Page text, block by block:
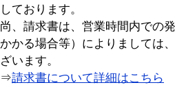
しております。
尚、請求書は、営業時間内での
かかる場合等）によりましては
ざいます。
⇒請求書について詳細はこちら